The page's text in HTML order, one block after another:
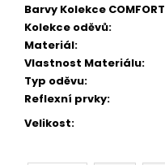
Barvy Kolekce COMFORT
Kolekce oděvů:
Materiál:
Vlastnost Materiálu:
Typ oděvu:
Reflexní prvky:
Velikost: